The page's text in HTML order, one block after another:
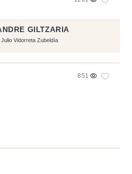
GILTZARIA
Julio Vidorreta Zubeldía
851